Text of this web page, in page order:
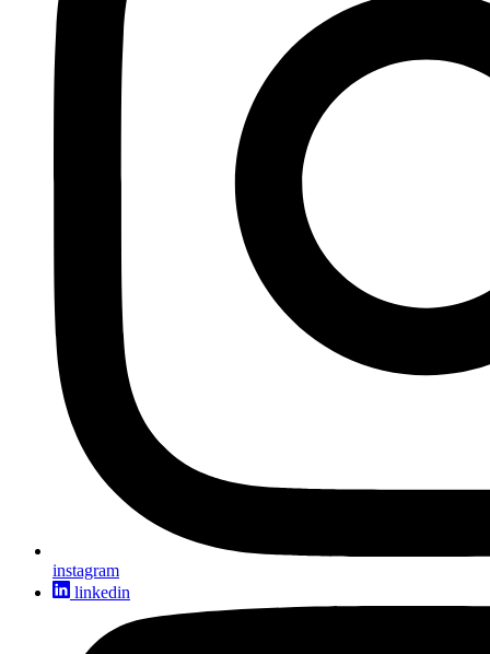
instagram
linkedin